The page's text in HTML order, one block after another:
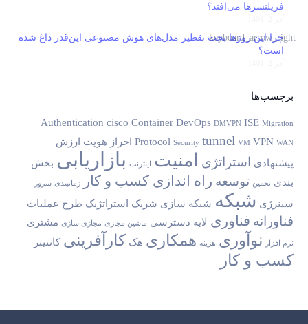
فریلنسرها می‌افتد؟
چرا این روزها بحث تقطیر مدل‌های هوش مصنوعی این‌قدر داغ شده
است؟
برچسب‌ها
Authentication cisco Container DevOps DMVPN ISE Migration
Protocol Security tunnel VM VPN WAN احراز هویت ارزش
پیشنهادی استراتژی امنیت اینترنت بازاریابی بخش
بندی تخمین توسعه راه اندازی کسب و کار زمانبندی سرور
سینرژی شبکه شبکه سازی شریک استراتژیک طرح عملیات
فناورانه فناوری لایه دسترسی ماشین مجازی مجازی سازی مشتری
نرم افزار نوآوری هزینه همکاری هک کارآفرینی کانتینر
کسب و کار